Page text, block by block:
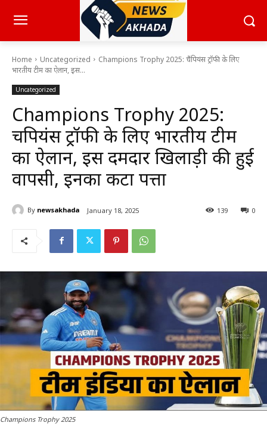
Home Uncategorized
Champions Trophy 2025: चैंपियंस ट्रॉफी के लिए
भारतीय टीम का ऐलान, इस...
Uncategorized
Champions Trophy 2025:
चैंपियंस ट्रॉफी के लिए भारतीय टीम
का ऐलान, इस दमदार खिलाड़ी की हुई
वापसी, इनका कटा पत्ता
By newsakhada January 18, 2025 0
139
Champions Trophy 2025